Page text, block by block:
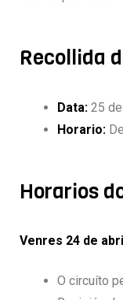
Recollida
Data: 25
Horario:
Horarios
Venres 24 de abril
O circuíto